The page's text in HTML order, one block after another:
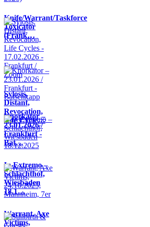
Knife/Warrant/Taskforce
Toxicator
(Frank…
Sylosis,
Distant,
Revocation,
Life Cycle…
Knorkator –
23.01.2026 /
Frankfurt -
Bat…
In Extremo –
Schlachthof,
Wiesbaden
18.1…
Warrant, Axe
Victims,